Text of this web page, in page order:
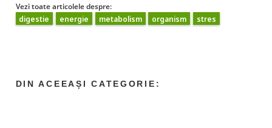
Vezi toate articolele despre:
digestie
energie metabolism organism stres